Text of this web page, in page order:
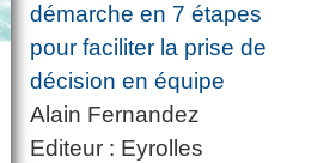
démarche en 7 étapes
pour faciliter la prise de
décision en équipe
Alain Fernandez
Editeur : Eyrolles